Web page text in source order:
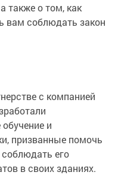
также о том, как
вам соблюдать закон
с компанией
и
призванные помочь
его
в своих зданиях.